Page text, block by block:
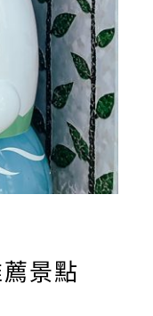
景點